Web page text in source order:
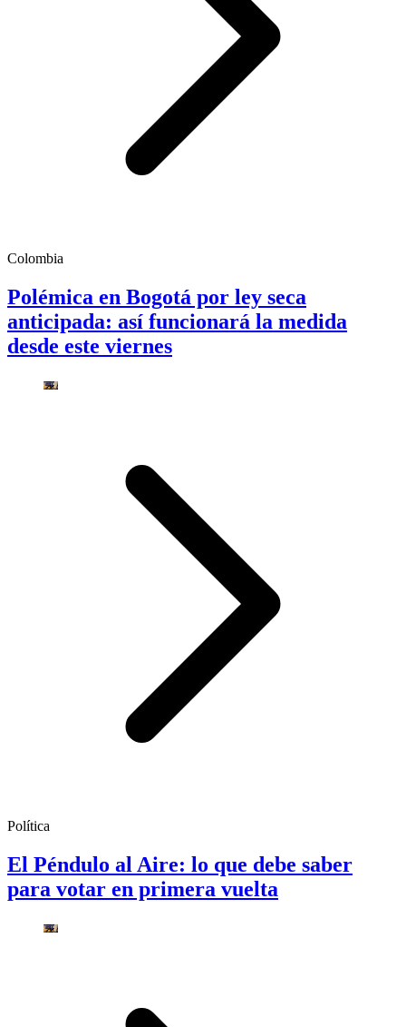
Colombia
Polémica en Bogotá por ley seca
anticipada: así funcionará la medida
desde este viernes
Política
El Péndulo al Aire: lo que debe saber
para votar en primera vuelta